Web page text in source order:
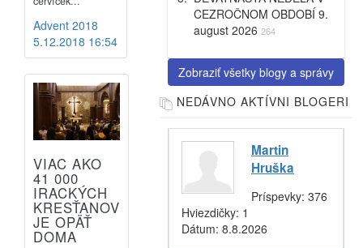
Advent 2018
5.12.2018 16:54
VIAC AKO
41 000
IRACKÝCH
KRESŤANOV
JE OPÄŤ
DOMA
CEZROČNOM OBDOBÍ 9.
august 2026 264
Zobraziť všetky blogy a správy
NEDÁVNO AKTÍVNI BLOGERI
Martin
Hruška
Príspevky: 376
Hviezdičky: 1
Dátum: 8.8.2026